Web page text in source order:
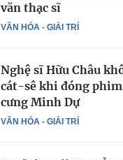
VĂN HÓA - GIẢI TRÍ
văn thạc sĩ
VĂN HÓA - GIẢI TRÍ
Nghệ sĩ Hữu Châu
cát-sê khi đóng
cưng Minh Dự